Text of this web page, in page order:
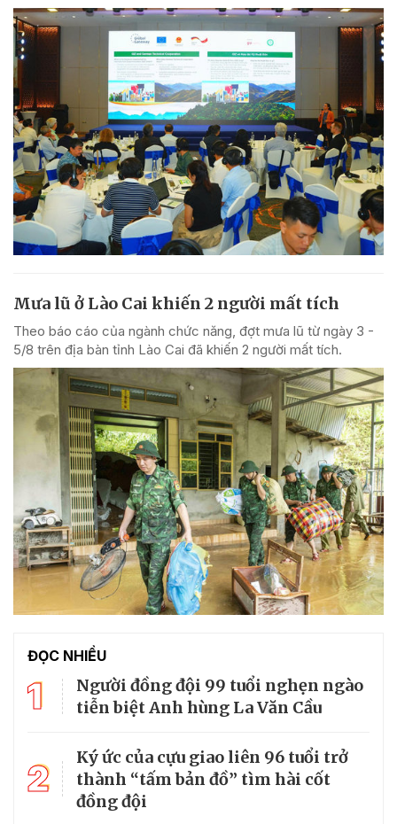
Mưa lũ ở Lào Cai khiến 2 người mất tích
Theo báo cáo của ngành chức năng, đợt mưa lũ từ ngày 3 -
5/8 trên địa bàn tỉnh Lào Cai đã khiến 2 người mất tích.
ĐỌC NHIỀU
1
Người đồng đội 99 tuổi nghẹn ngào
tiễn biệt Anh hùng La Văn Cầu
2
Ký ức của cựu giao liên 96 tuổi trở
thành “tấm bản đồ” tìm hài cốt
đồng đội